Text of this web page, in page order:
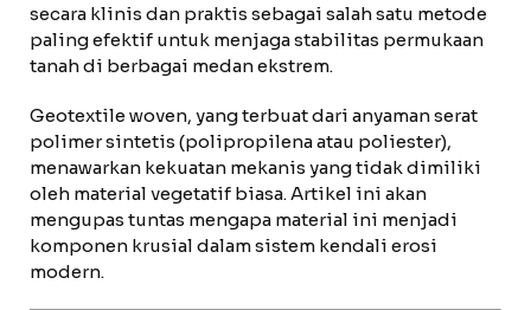
secara klinis dan praktis sebagai salah satu metode
paling efektif untuk menjaga stabilitas permukaan
tanah di berbagai medan ekstrem.
Geotextile woven, yang terbuat dari anyaman serat
polimer sintetis (polipropilena atau poliester),
menawarkan kekuatan mekanis yang tidak dimiliki
oleh material vegetatif biasa. Artikel ini akan
mengupas tuntas mengapa material ini menjadi
komponen krusial dalam sistem kendali erosi
modern.